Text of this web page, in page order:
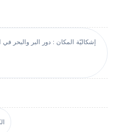
إشكاليّة المكان : دور البر والبحر